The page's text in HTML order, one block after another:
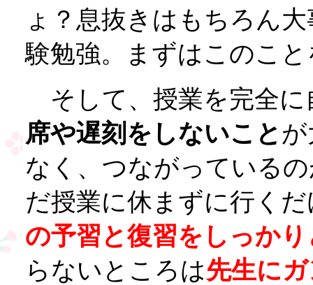
ょ？息抜きはもちろん
験勉強。まずはこのこ
そして、授業を完全に
席や遅刻をしないこと
なく、つながっている
だ授業に休まずに行く
の予習と復習をしっか
らないところは先生に